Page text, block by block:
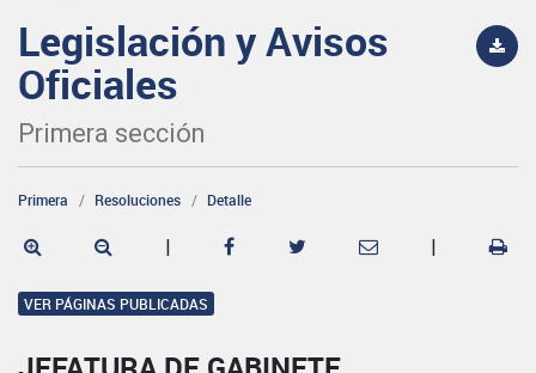
Legislación y Avisos
Oficiales
Primera sección
Primera Resoluciones Detalle
| |
VER PÁGINAS PUBLICADAS